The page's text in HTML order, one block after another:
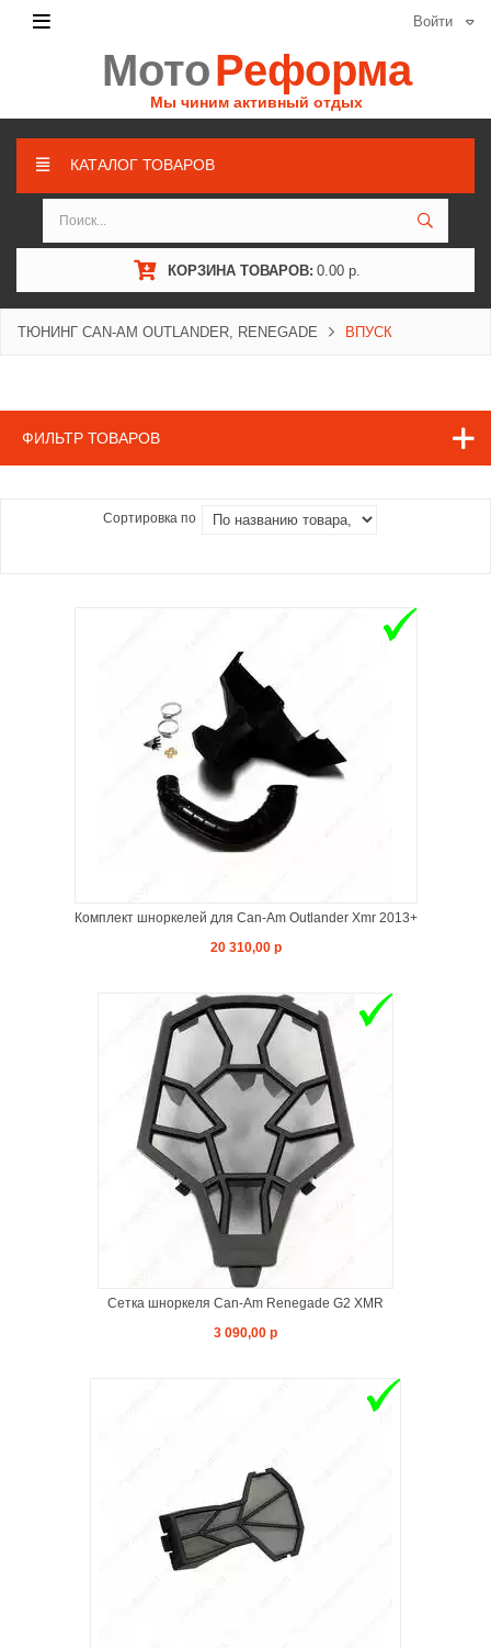
Войти
МотоРеформа
Мы чиним активный отдых
КАТАЛОГ ТОВАРОВ
КОРЗИНА ТОВАРОВ: 0.00 р.
ТЮНИНГ CAN-AM OUTLANDER, RENEGADE ВПУСК
ФИЛЬТР ТОВАРОВ
Сортировка по
Комплект шноркелей для Can-Am Outlander Xmr 2013+
20 310,00 р
Сетка шноркеля Can-Am Renegade G2 XMR
3 090,00 р